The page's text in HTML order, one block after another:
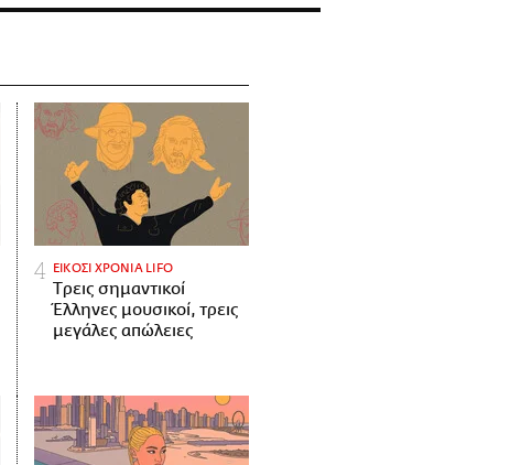
ΕΙΚΟΣΙ ΧΡΟΝΙΑ LIFO
Tρεις σημαντικοί
Έλληνες μουσικοί, τρεις
μεγάλες απώλειες